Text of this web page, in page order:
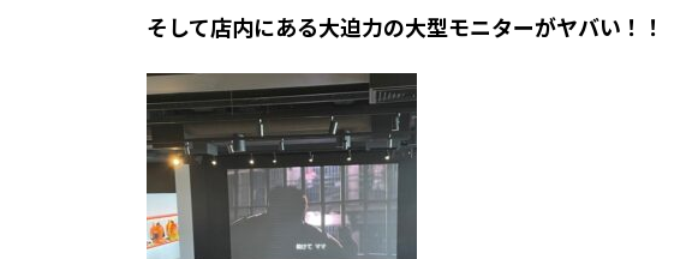
そして店内にある大迫力の大型モニターがヤバい！！